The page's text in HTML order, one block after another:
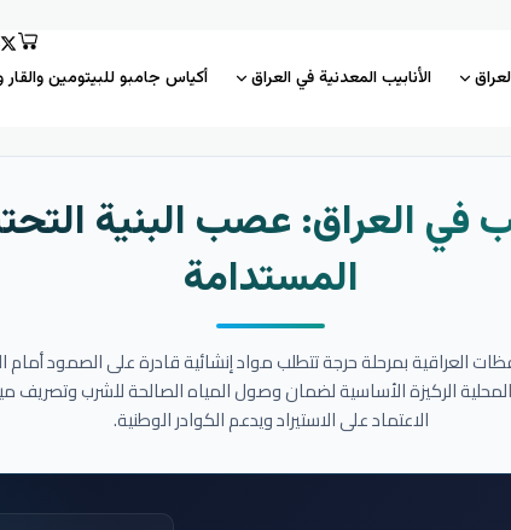
الأنابيب المعدنية في العراق أكياس جامبو للبيتومين والقار
في العراق: عصب البنية
المستدامة
العراقية بمرحلة حرجة تتطلب مواد إنشائية قادرة على الصمود أمام
المحلية الركيزة الأساسية لضمان وصول المياه الصالحة للشرب وتصريف
الاعتماد على الاستيراد ويدعم الكوادر الوطنية.